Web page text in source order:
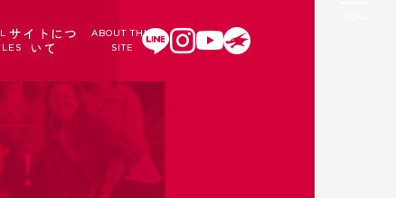
サイトにつ
いて
ABOUT THIS
SITE